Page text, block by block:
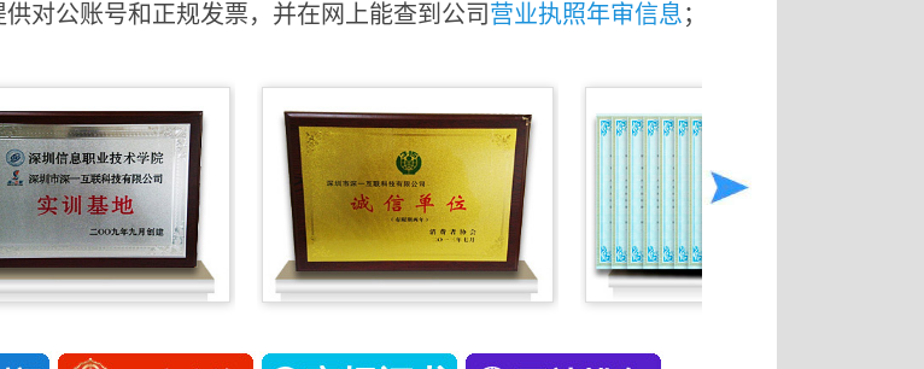
对公账号和正规发票，并在网上能查到公司 营业执照年审信息；